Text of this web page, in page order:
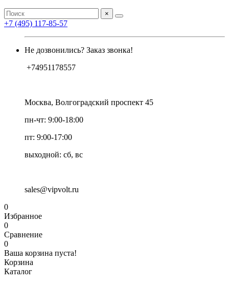
×
+7 (495) 117-85-57
Не дозвонились? Заказ звонка!
+74951178557
Москва, Волгоградский проспект 45
пн-чт: 9:00-18:00
пт: 9:00-17:00
выходной: сб, вс
sales@vipvolt.ru
0
Избранное
0
Сравнение
0
Ваша корзина пуста!
Корзина
Каталог